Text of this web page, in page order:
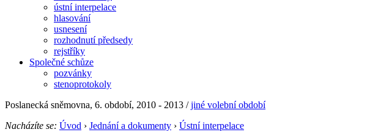
ústní interpelace
hlasování
usnesení
rozhodnutí předsedy
rejstříky
Společné schůze
pozvánky
stenoprotokoly
Poslanecká sněmovna, 6. období, 2010 - 2013 /jiné volební období
Nacházíte se: Úvod › Jednání a dokumenty › Ústní interpelace